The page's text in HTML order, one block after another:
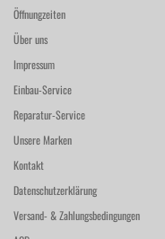
Öffnungzeiten
Über uns
Impressum
Einbau-Service
Reparatur-Service
Unsere Marken
Kontakt
Datenschutzerklärung
Versand- & Zahlungsbedingungen